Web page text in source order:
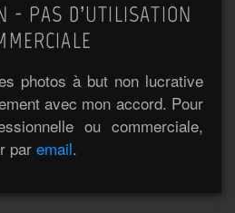
- PAS D’UTILISATION
photos à but non lucrative
avec mon accord. Pour
ou commerciale,
par email.